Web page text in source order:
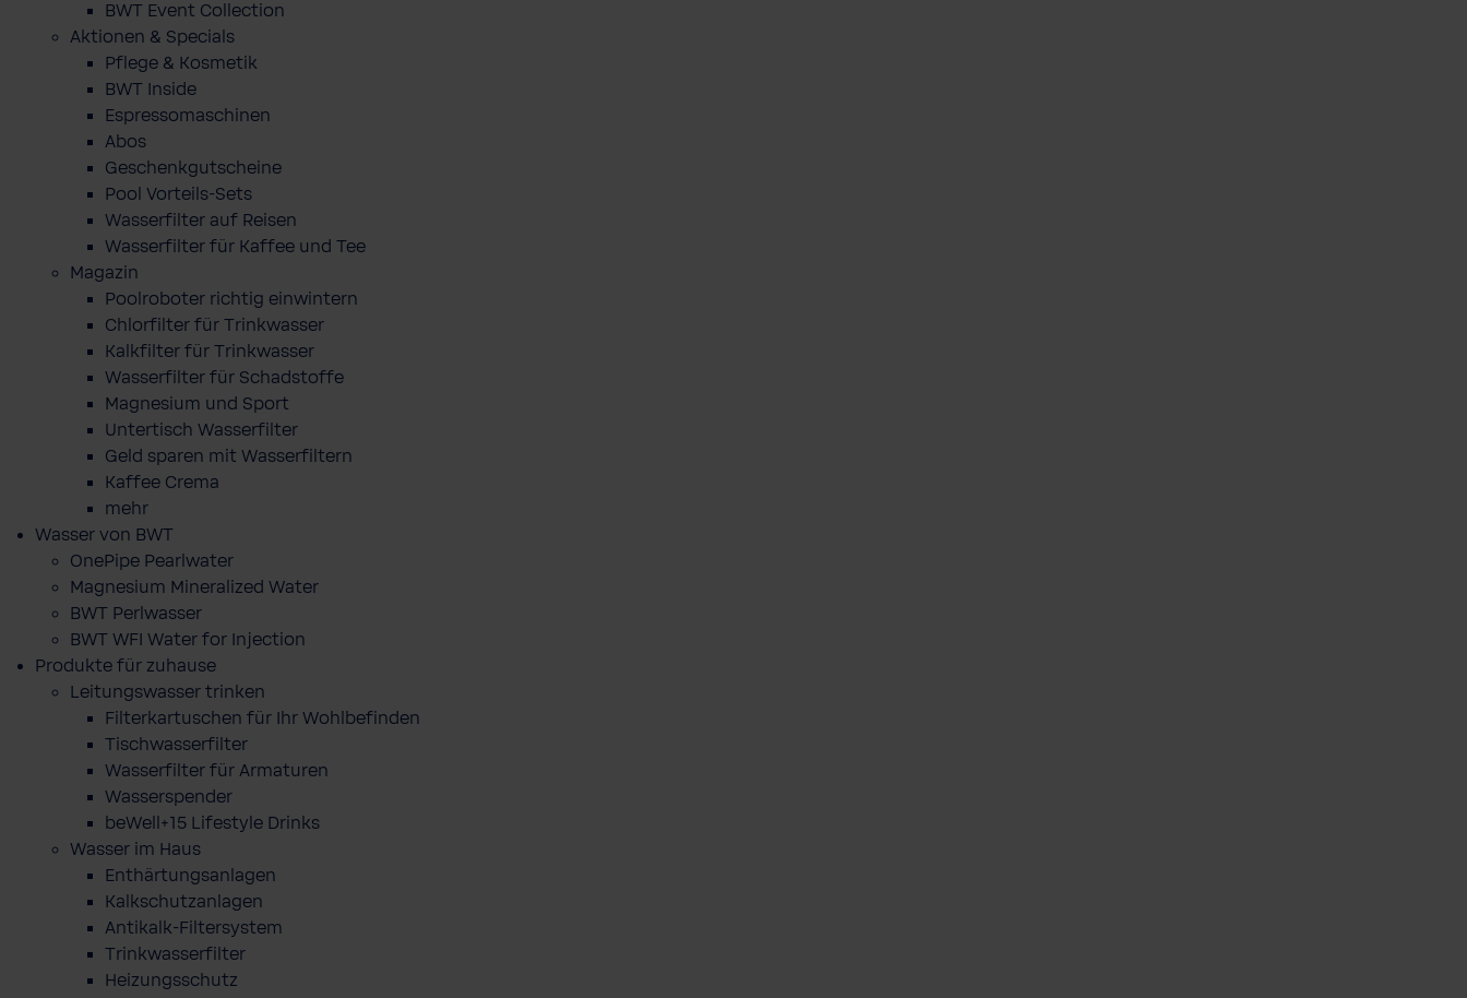
BWT Event Collection
Aktionen & Specials
Pflege & Kosmetik
BWT Inside
Espressomaschinen
Abos
Geschenkgutscheine
Pool Vorteils-Sets
Wasserfilter auf Reisen
Wasserfilter für Kaffee und Tee
Magazin
Poolroboter richtig einwintern
Chlorfilter für Trinkwasser
Kalkfilter für Trinkwasser
Wasserfilter für Schadstoffe
Magnesium und Sport
Untertisch Wasserfilter
Geld sparen mit Wasserfiltern
Kaffee Crema
mehr
Wasser von BWT
OnePipe Pearlwater
Magnesium Mineralized Water
BWT Perlwasser
BWT WFI Water for Injection
Produkte für zuhause
Leitungswasser trinken
Filterkartuschen für Ihr Wohlbefinden
Tischwasserfilter
Wasserfilter für Armaturen
Wasserspender
beWell+15 Lifestyle Drinks
Wasser im Haus
Enthärtungsanlagen
Kalkschutzanlagen
Antikalk-Filtersystem
Trinkwasserfilter
Heizungsschutz